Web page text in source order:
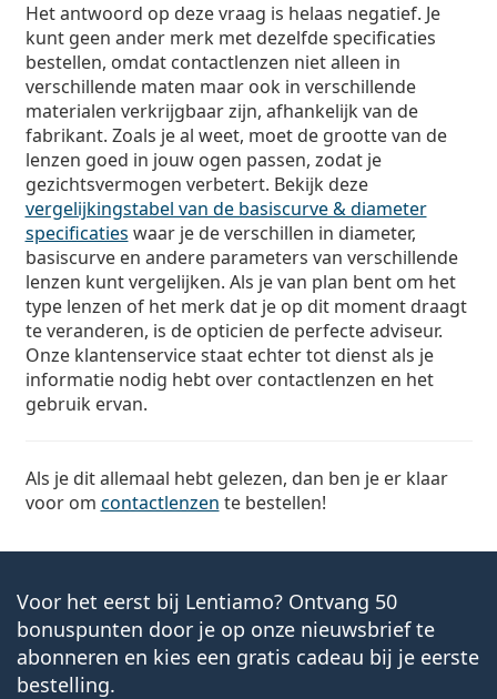
Het antwoord op deze vraag is helaas negatief. Je
kunt geen ander merk met dezelfde specificaties
bestellen, omdat contactlenzen niet alleen in
verschillende maten maar ook in verschillende
materialen verkrijgbaar zijn, afhankelijk van de
fabrikant. Zoals je al weet, moet de grootte van de
lenzen goed in jouw ogen passen, zodat je
gezichtsvermogen verbetert. Bekijk deze
vergelijkingstabel van de basiscurve & diameter
specificaties waar je de verschillen in diameter,
basiscurve en andere parameters van verschillende
lenzen kunt vergelijken. Als je van plan bent om het
type lenzen of het merk dat je op dit moment draagt
te veranderen, is de opticien de perfecte adviseur.
Onze klantenservice staat echter tot dienst als je
informatie nodig hebt over contactlenzen en het
gebruik ervan.
Als je dit allemaal hebt gelezen, dan ben je er klaar
voor om contactlenzen te bestellen!
Voor het eerst bij Lentiamo? Ontvang 50
bonuspunten door je op onze nieuwsbrief te
abonneren en kies een gratis cadeau bij je eerste
bestelling.